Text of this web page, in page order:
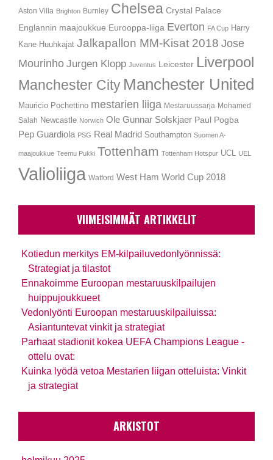
Aston Villa Brighton Burnley Chelsea Crystal Palace
Englannin maajoukkue Eurooppa-liiga Everton FA Cup Harry
Kane Huuhkajat Jalkapallon MM-Kisat 2018 Jose
Mourinho Jurgen Klopp Juventus Leicester Liverpool
Manchester City Manchester United
Mauricio Pochettino mestarien liiga Mestaruussarja Mohamed
Salah Newcastle Norwich Ole Gunnar Solskjaer Paul Pogba
Pep Guardiola PSG Real Madrid Southampton Suomen A-
maajoukkue Teemu Pukki Tottenham Tottenham Hotspur UCL UEL
Valioliiga Watford West Ham World Cup 2018
VIIMEISIMMÄT ARTIKKELIT
Kotiedun merkitys EM-kilpailuvedonlyönnissä:
Strategiat ja tilastot
Ennakoimme Euroopan mestaruuskilpailujen
huippujoukkueet
Vedonlyönti Euroopan mestaruuskilpailuissa:
Asiantuntevat vinkit ja strategiat
Parhaat stadionit kokea UEFA Champions League -
ottelu ovat:
Kuinka lyödä vetoa Mestarien liigan otteluista: Vinkit
ja strategiat
ARKISTOT